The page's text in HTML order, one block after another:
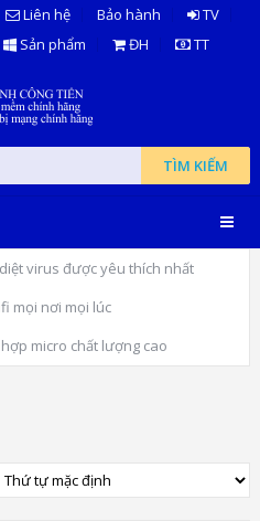
Liên hệ Bảo hành
TV
Sản phẩm ĐH TT
TÌM KIẾM
virus được yêu thích nhất
mọi nơi mọi lúc
micro chất lượng cao